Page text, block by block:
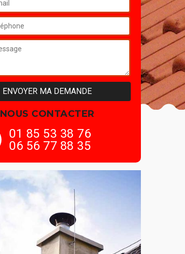
NOUS CONTACTER
01 85 53 38 76
06 56 77 88 35